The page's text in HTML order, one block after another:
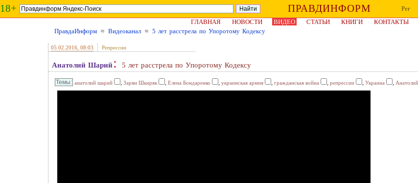
18+ ПРАВДИНФОРМ
Рег
ГЛАВНАЯ
НОВОСТИ ВИДЕО СТАТЬИ КНИГИ КОНТАКТЫ
ПравдаИнформ ≈ Видеоканал ≈ 5 лет расстрела по Упоротому Кодексу
05.02.2016 , 08:03 Репрессии
Анатолий Шарий: 5 лет расстрела по Упоротому Кодексу
анатолий шарий , Зарян Шкиряк , Елена Бондаренко , украинская армия , гражданская война , репрессии , Украина ,